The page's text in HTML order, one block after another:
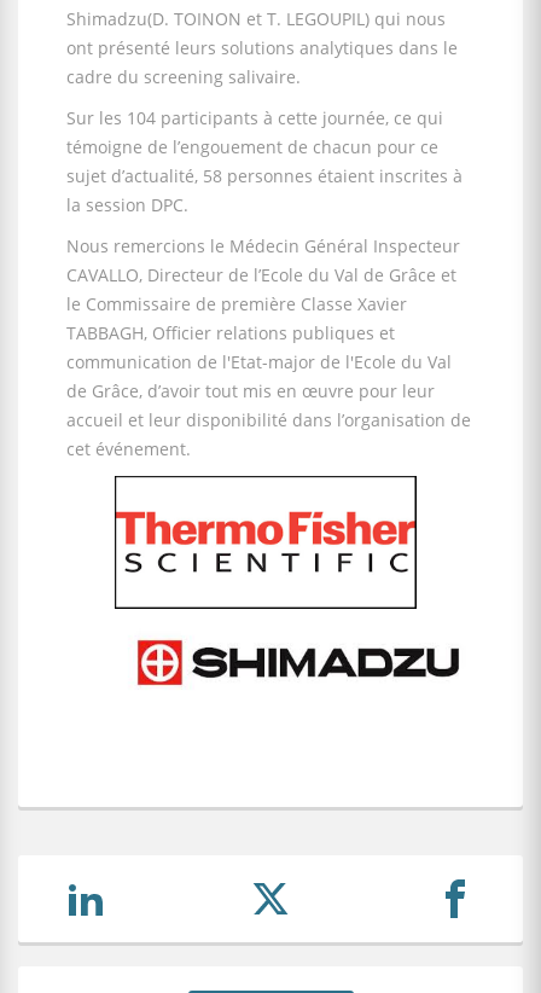
Shimadzu(D. TOINON et T. LEGOUPIL) qui nous
ont présenté leurs solutions analytiques dans le
cadre du screening salivaire.
Sur les 104 participants à cette journée, ce qui
témoigne de l’engouement de chacun pour ce
sujet d’actualité, 58 personnes étaient inscrites à
la session DPC.
Nous remercions le Médecin Général Inspecteur
CAVALLO, Directeur de l’Ecole du Val de Grâce et
le Commissaire de première Classe Xavier
TABBAGH, Officier relations publiques et
communication de l'Etat-major de l'Ecole du Val
de Grâce, d’avoir tout mis en œuvre pour leur
accueil et leur disponibilité dans l’organisation de
cet événement.